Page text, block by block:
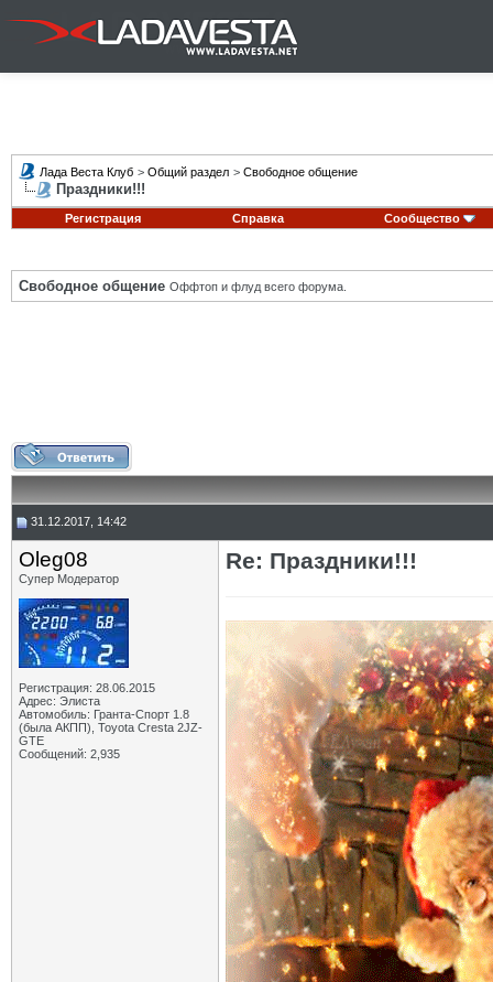
Лада Веста Клуб > Общий раздел > Свободное общение
Праздники!!!
Регистрация Справка Сообщество
Свободное общение Оффтоп и флуд всего форума.
31.12.2017, 14:42
Oleg08
Супер Модератор
Регистрация: 28.06.2015
Адрес: Элиста
Автомобиль: Гранта-Спорт 1.8
(была АКПП), Toyota Cresta 2JZ-
GTE
Сообщений: 2,935
Re: Праздники!!!